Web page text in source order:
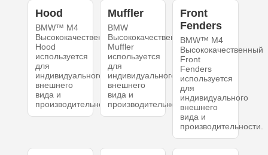
Hood
BMW™ M4
Высококачественный
Hood
используется
для
индивидуального
внешнего
вида и
производительности.
Muffler
BMW
Высококачественный
Muffler
используется
для
индивидуального
внешнего
вида и
производительности.
Front
Fenders
BMW™ M4
Высококачественный
Front
Fenders
используется
для
индивидуального
внешнего
вида и
производительности.